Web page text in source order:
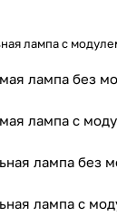
лампа с
лампа без
лампа с
лампа без
лампа с